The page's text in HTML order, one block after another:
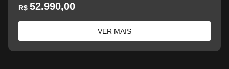
R$52.990,00
VER MAIS